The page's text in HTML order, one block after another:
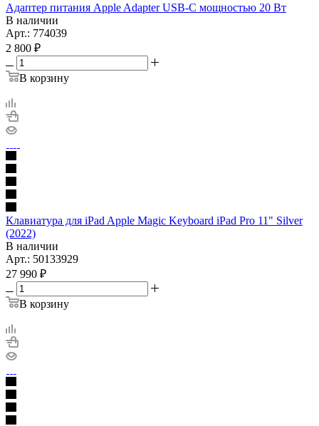
Адаптер питания Apple Adapter USB‑C мощностью 20 Вт
В наличии
Арт.: 774039
2 800 ₽
В корзину
Клавиатура для iPad Apple Magic Keyboard iPad Pro 11" Silver
(2022)
В наличии
Арт.: 50133929
27 990 ₽
В корзину